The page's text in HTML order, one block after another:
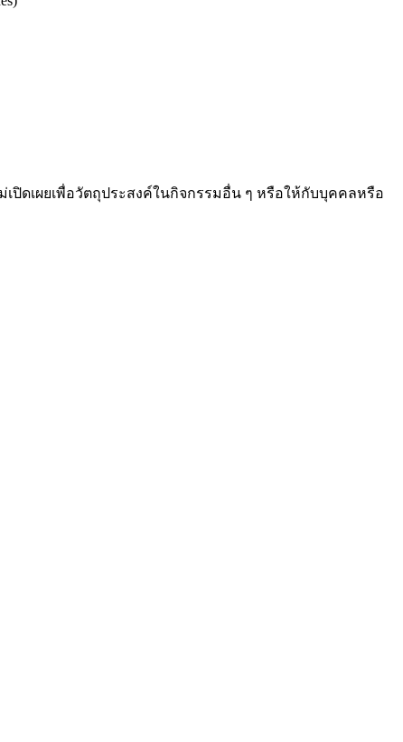
ปิดเผยเพื่อวัตถุประสงค์ในกิจกรรมอื่น ๆ หรือให้กับบุคคลหรือ